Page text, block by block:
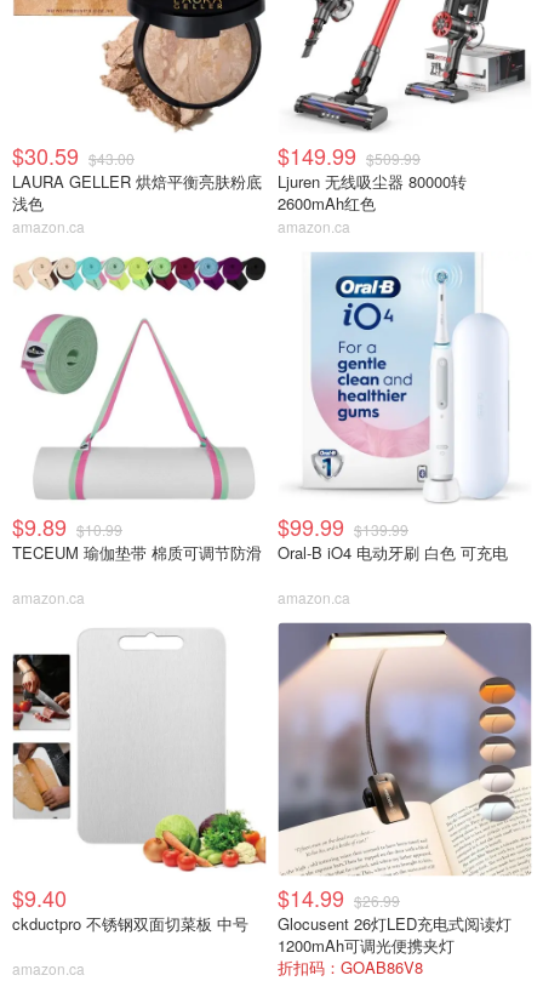
$30.59 $43.00
LAURA GELLER 烘焙平衡亮肤粉底
浅色
amazon.ca
$149.99 $509.99
Ljuren 无线吸尘器 80000转
2600mAh红色
amazon.ca
$9.89 $10.99
TECEUM 瑜伽垫带 棉质可调节防滑
amazon.ca
$99.99 $139.99
Oral-B iO4 电动牙刷 白色 可充电
amazon.ca
$9.40
ckductpro 不锈钢双面切菜板 中号
amazon.ca
$14.99 $26.99
Glocusent 26灯LED充电式阅读灯
1200mAh可调光便携夹灯
折扣码：GOAB86V8